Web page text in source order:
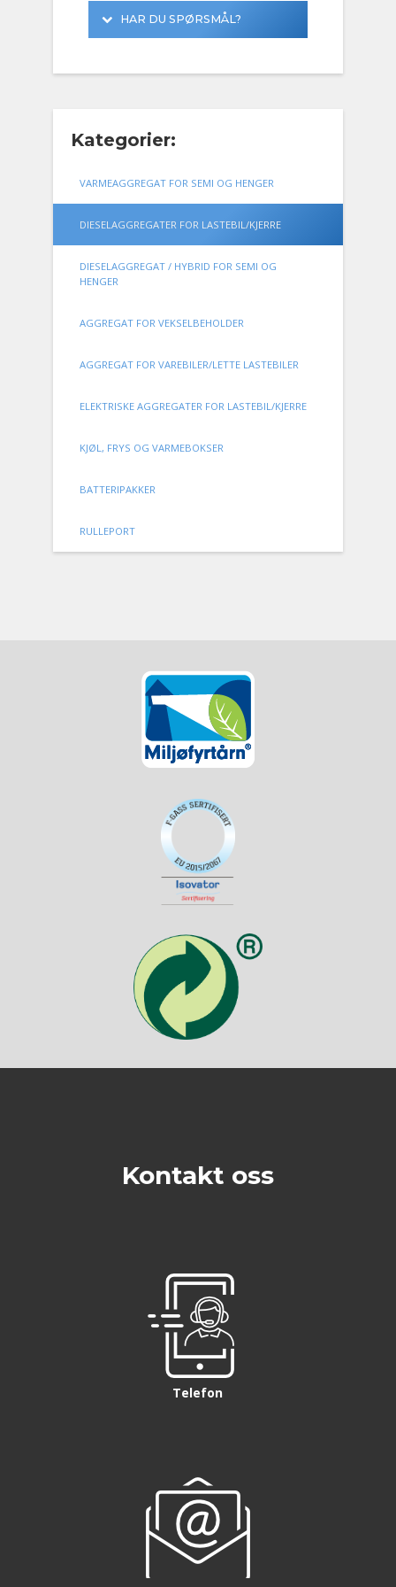
Kategorier:
VARMEAGGREGAT FOR SEMI OG HENGER
DIESELAGGREGATER FOR LASTEBIL/KJERRE
DIESELAGGREGAT / HYBRID FOR SEMI OG
HENGER
AGGREGAT FOR VEKSELBEHOLDER
AGGREGAT FOR VAREBILER/LETTE LASTEBILER
ELEKTRISKE AGGREGATER FOR LASTEBIL/KJERRE
KJØL, FRYS OG VARMEBOKSER
BATTERIPAKKER
RULLEPORT
HAR DU SPØRSMÅL?
Kontakt oss
Telefon